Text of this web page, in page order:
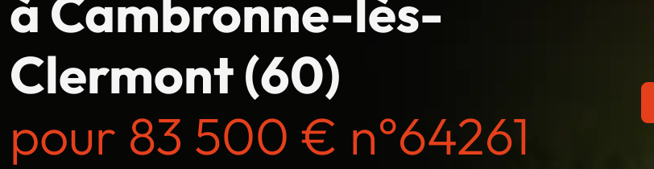
à Cambronne-lès-
Clermont (60)
pour 83 500 € n°64261